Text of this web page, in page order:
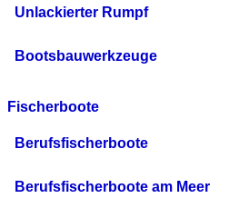
Unlackierter Rumpf
Bootsbauwerkzeuge
Fischerboote
Berufsfischerboote
Berufsfischerboote am Meer